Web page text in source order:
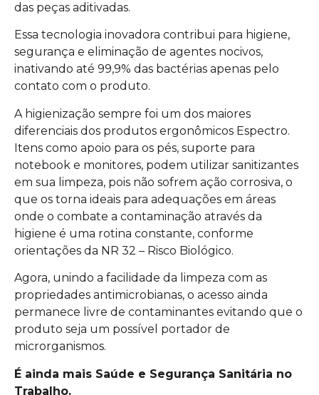
das peças aditivadas.
Essa tecnologia inovadora contribui para higiene,
segurança e eliminação de agentes nocivos,
inativando até 99,9% das bactérias apenas pelo
contato com o produto.
A higienização sempre foi um dos maiores
diferenciais dos produtos ergonômicos Espectro.
Itens como apoio para os pés, suporte para
notebook e monitores, podem utilizar sanitizantes
em sua limpeza, pois não sofrem ação corrosiva, o
que os torna ideais para adequações em áreas
onde o combate a contaminação através da
higiene é uma rotina constante, conforme
orientações da NR 32 – Risco Biológico.
Agora, unindo a facilidade da limpeza com as
propriedades antimicrobianas, o acesso ainda
permanece livre de contaminantes evitando que o
produto seja um possível portador de
microrganismos.
É ainda mais Saúde e Segurança Sanitária no
Trabalho.